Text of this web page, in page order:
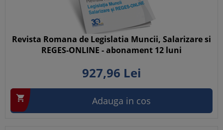
Revista Romana de Legislatia Muncii, Salarizare si
REGES-ONLINE - abonament 12 luni
927,96 Lei
 Adauga in cos